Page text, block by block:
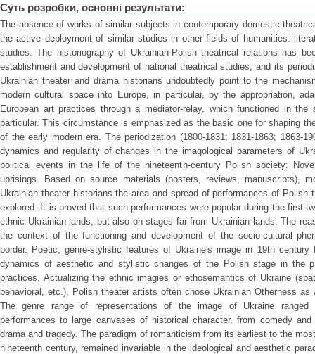
Суть розробки, основні результати:
The absence of works of similar subjects in contemporary domestic
the active deployment of similar studies in other fields of humanities:
studies. The historiography of Ukrainian-Polish theatrical relations has
establishment and development of national theatrical studies, and its
Ukrainian theater and drama historians undoubtedly point to the
modern cultural space into Europe, in particular, by the appropriation,
European art practices through a mediator-relay, which functioned in
particular. This circumstance is emphasized as the basic one for shaping
of the early modern era. The periodization (1800-1831; 1831-1863; 1863-
dynamics and regularity of changes in the imagological parameters of
political events in the life of the nineteenth-century Polish society:
uprisings. Based on source materials (posters, reviews, manuscripts),
Ukrainian theater historians the area and spread of performances of Polish
explored. It is proved that such performances were popular during the first
ethnic Ukrainian lands, but also on stages far from Ukrainian lands. The
the context of the functioning and development of the socio-cultural
border. Poetic, genre-stylistic features of Ukraine's image in 19th
dynamics of aesthetic and stylistic changes of the Polish stage in the
practices. Actualizing the ethnic imagies or ethosemantics of Ukraine
behavioral, etc.), Polish theater artists often chose Ukrainian Otherness
The genre range of representations of the image of Ukraine ranged
performances to large canvases of historical character, from comedy
drama and tragedy. The paradigm of romanticism from its earliest to the
nineteenth century, remained invariable in the ideological and aesthetic